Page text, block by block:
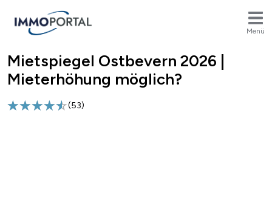
Menü
Breadcrumb
Mietspiegel Ostbevern 2026 |
Mieterhöhung möglich?
(53)